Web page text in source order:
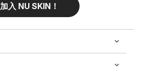
加入 NU SKIN！